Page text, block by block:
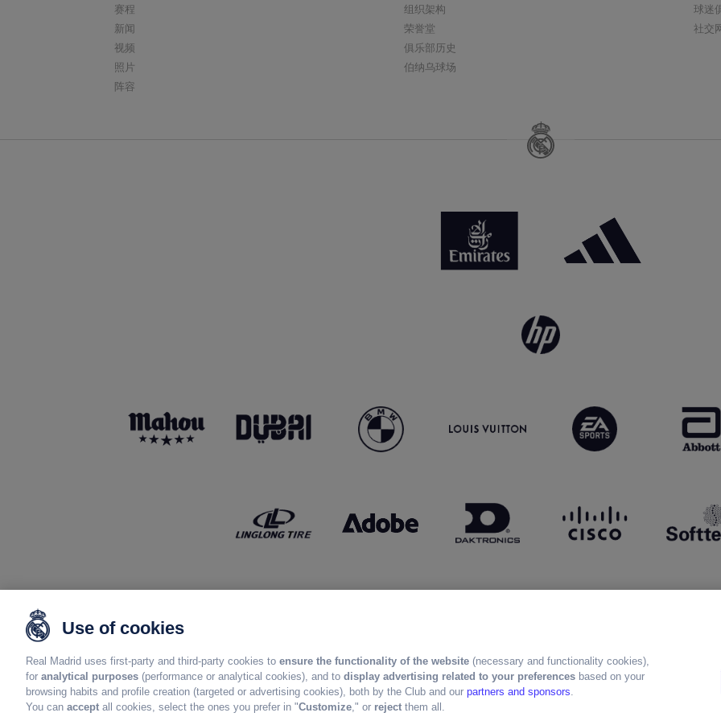
赛程
新闻
视频
照片
阵容
组织架构
荣誉堂
俱乐部历史
伯纳乌球场
球迷
社交
Use of cookies
Real Madrid uses first-party and third-party cookies to ensure the functionality of the website (necessary and functionality cookies),
for analytical purposes (performance or analytical cookies), and to display advertising related to your preferences based on your
browsing habits and profile creation (targeted or advertising cookies), both by the Club and our partners and sponsors.
You can accept all cookies, select the ones you prefer in "Customize," or reject them all.